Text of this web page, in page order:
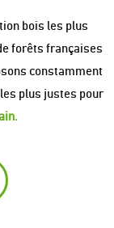
bois les plus
forêts françaises
constamment
plus justes pour